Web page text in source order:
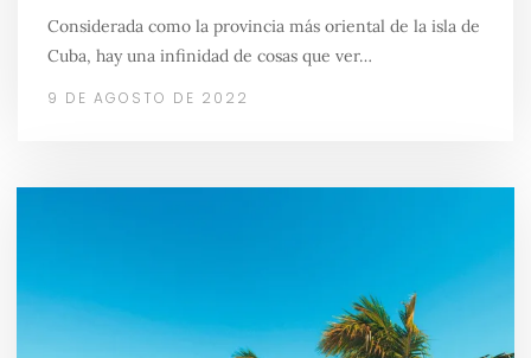
Considerada como la provincia más oriental de la isla de
Cuba, hay una infinidad de cosas que ver…
9 DE AGOSTO DE 2022